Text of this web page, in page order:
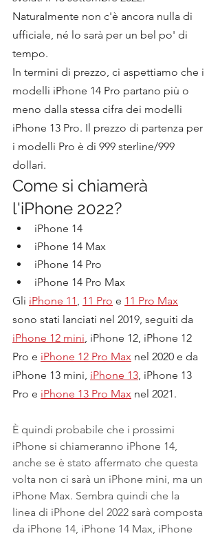
Naturalmente non c'è ancora nulla di
ufficiale, né lo sarà per un bel po' di
tempo.
In termini di prezzo, ci aspettiamo che i
modelli iPhone 14 Pro partano più o
meno dalla stessa cifra dei modelli
iPhone 13 Pro. Il prezzo di partenza per
i modelli Pro è di 999 sterline/999
dollari.
Come si chiamerà
l'iPhone 2022?
iPhone 14
iPhone 14 Max
iPhone 14 Pro
iPhone 14 Pro Max
Gli iPhone 11, 11 Pro e 11 Pro Max
sono stati lanciati nel 2019, seguiti da
iPhone 12 mini, iPhone 12, iPhone 12
Pro e iPhone 12 Pro Max nel 2020 e da
iPhone 13 mini, iPhone 13, iPhone 13
Pro e iPhone 13 Pro Max nel 2021.
È quindi probabile che i prossimi
iPhone si chiameranno iPhone 14,
anche se è stato affermato che questa
volta non ci sarà un iPhone mini, ma un
iPhone Max. Sembra quindi che la
linea di iPhone del 2022 sarà composta
da iPhone 14, iPhone 14 Max, iPhone